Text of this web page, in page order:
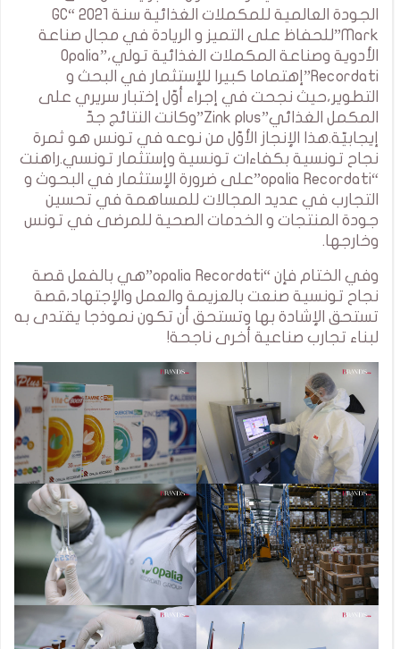
الجودة العالمية للمكملات الغذائية سنة 2021 “GC
Mark”للحفاظ على التميز و الريادة في مجال صناعة
الأدوية وصناعة المكملات الغذائية تولي،”Opalia
Recordati”إهتماما كبيرا للإستثمار في البحث و
التطوير،حيث نجحت في إجراء أوّل إختبار سريري على
المكمل الغذائي”Zink plus”وكانت النتائج جدّ
إيجابيّة.هذا الإنجاز الأوّل من نوعه في تونس هو ثمرة
نجاح تونسية بكفاءات تونسية وإستثمار تونسي.راهنت
“opalia Recordati”على ضرورة الإستثمار في البحوث و
التجارب في عديد المجالات للمساهمة في تحسين
جودة المنتجات و الخدمات الصحية للمرضى في تونس
وخارجها.
وفي الختام فإن “opalia Recordati”هي بالفعل قصة
نجاح تونسية صنعت بالعزيمة والعمل والإجتهاد،قصة
تستحق الإشادة بها وتستحق أن تكون نموذجا يقتدى به
لبناء تجارب صناعية أخرى ناجحة!